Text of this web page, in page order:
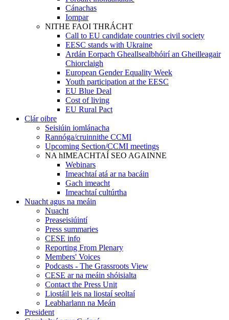
Cánachas
Iompar
NITHE FAOI THRÁCHT
Call to EU candidate countries civil society
EESC stands with Ukraine
Ardán Eorpach Gheallsealbhóirí an Gheilleagair
Chiorclaigh
European Gender Equality Week
Youth participation at the EESC
EU Blue Deal
Cost of living
EU Rural Pact
Clár oibre
Seisiúin iomlánacha
Rannóga/cruinnithe CCMI
Upcoming Section/CCMI meetings
NA hIMEACHTAÍ SEO AGAINNE
Webinars
Imeachtaí atá ar na bacáin
Gach imeacht
Imeachtaí cultúrtha
Nuacht agus na meáin
Nuacht
Preaseisiúintí
Press summaries
CESE info
Reporting From Plenary
Members' Voices
Podcasts - The Grassroots View
CESE ar na meáin shóisialta
Contact the Press Unit
Liostáil leis na liostaí seoltaí
Leabharlann na Meán
President